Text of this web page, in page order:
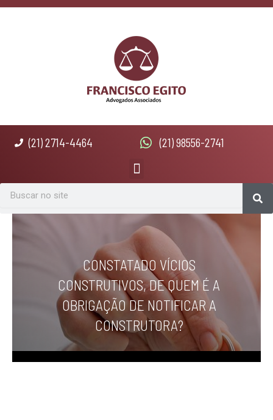
Ir
(21) 2714-4464 (21) 98556-2741
CONSTATADO VÍCIOS
CONSTRUTIVOS, DE QUEM É A
OBRIGAÇÃO DE NOTIFICAR A
CONSTRUTORA?